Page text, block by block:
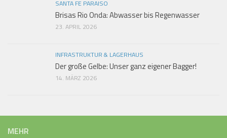
SANTA FE PARAISO
Brisas Rio Onda: Abwasser bis Regenwasser
23. APRIL 2026
INFRASTRUKTUR & LAGERHAUS
Der große Gelbe: Unser ganz eigener Bagger!
14. MÄRZ 2026
MEHR